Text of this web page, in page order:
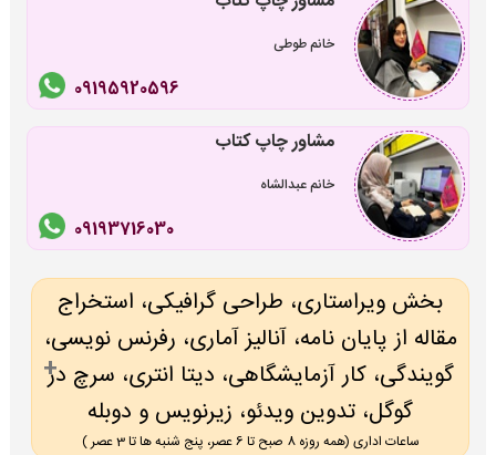
خانم طوطی
09195920596
مشاور چاپ کتاب
خانم عبدالشاه
09193716030
بخش ویراستاری، طراحی گرافیکی، استخراج
مقاله از پایان نامه، آنالیز آماری، رفرنس نویسی،
گویندگی، کار آزمایشگاهی، دیتا انتری، سرچ در
گوگل، تدوین ویدئو، زیرنویس و دوبله
ساعات اداری (همه روزه 8 صبح تا 6 عصر، پنج شنبه ها تا 3 عصر )